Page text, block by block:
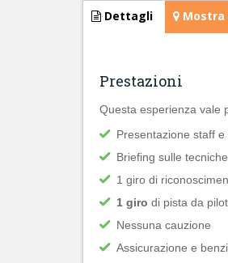
Dettagli Mostra
Prestazioni
Questa esperienza vale
Presentazione staff
Briefing sulle
1 giro di
1 giro di pista da
Nessuna cauzione
Assicurazione e